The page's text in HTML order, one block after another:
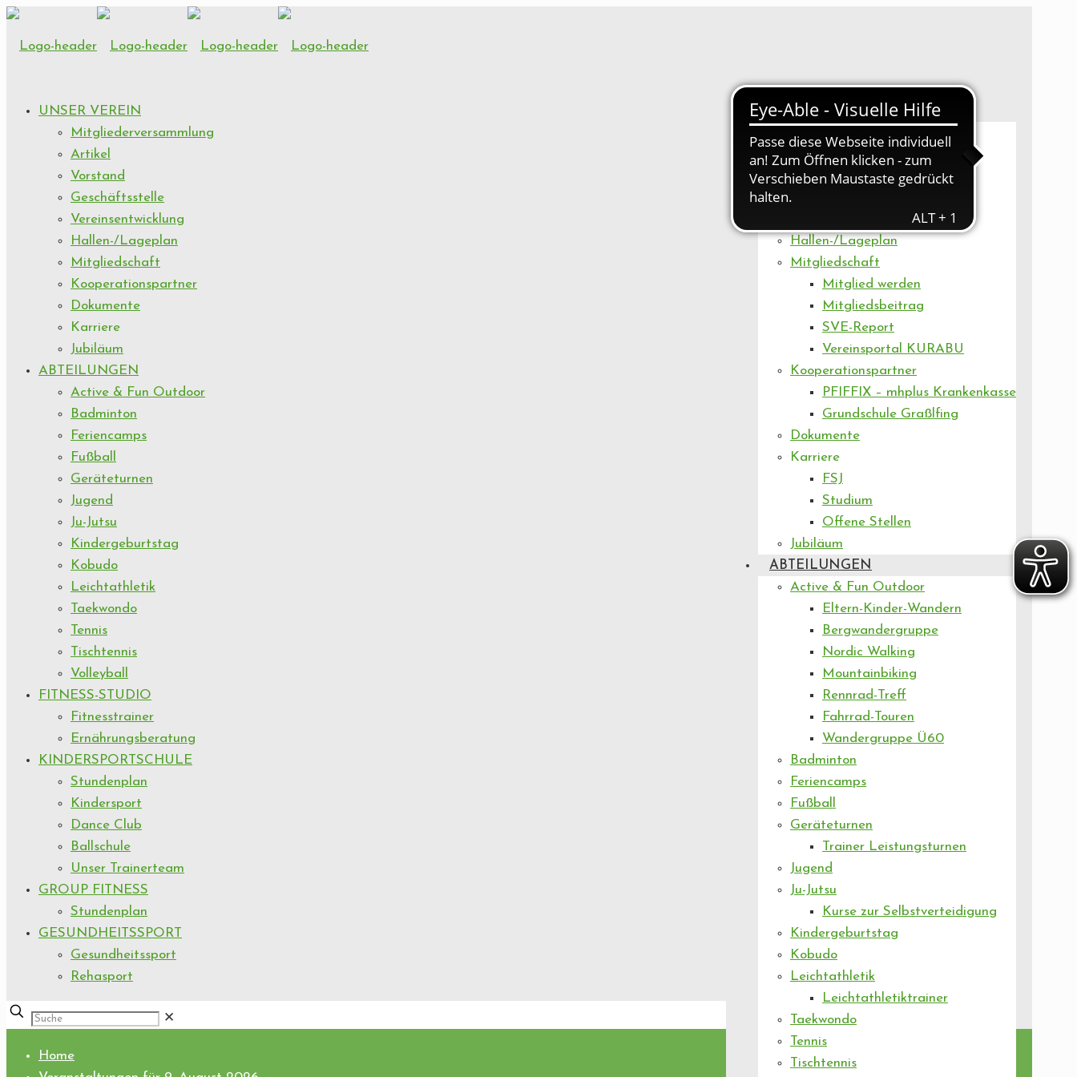
UNSER VEREIN
Artikel
Vorstand
Geschäftsstelle
Hallen-/Lageplan
Mitgliedschaft
Mitglied werden
Mitgliedsbeitrag
SVE-Report
Vereinsportal KURABU
Kooperationspartner
PFIFFIX – mhplus Krankenkasse
Grundschule Graßlfing
Dokumente
Karriere
FSJ
Studium
Offene Stellen
Jubiläum
ABTEILUNGEN
Active & Fun Outdoor
Eltern-Kinder-Wandern
Bergwandergruppe
Nordic Walking
Mountainbiking
Rennrad-Treff
Fahrrad-Touren
Wandergruppe Ü60
Badminton
Feriencamps
Fußball
Geräteturnen
Trainer Leistungsturnen
Jugend
Ju-Jutsu
Kurse zur Selbstverteidigung
Kindergeburtstag
Kobudo
Leichtathletik
Leichtathletiktrainer
Taekwondo
Tennis
Tischtennis
UNSER VEREIN
Mitgliederversammlung
Artikel
Vorstand
Geschäftsstelle
Vereinsentwicklung
Hallen-/Lageplan
Mitgliedschaft
Kooperationspartner
Dokumente
Karriere
Jubiläum
ABTEILUNGEN
Active & Fun Outdoor
Badminton
Feriencamps
Fußball
Geräteturnen
Jugend
Ju-Jutsu
Kindergeburtstag
Kobudo
Leichtathletik
Taekwondo
Tennis
Tischtennis
Volleyball
FITNESS-STUDIO
Fitnesstrainer
Ernährungsberatung
KINDERSPORTSCHULE
Stundenplan
Kindersport
Dance Club
Ballschule
Unser Trainerteam
GROUP FITNESS
Stundenplan
GESUNDHEITSSPORT
Gesundheitssport
Rehasport
✕
Home